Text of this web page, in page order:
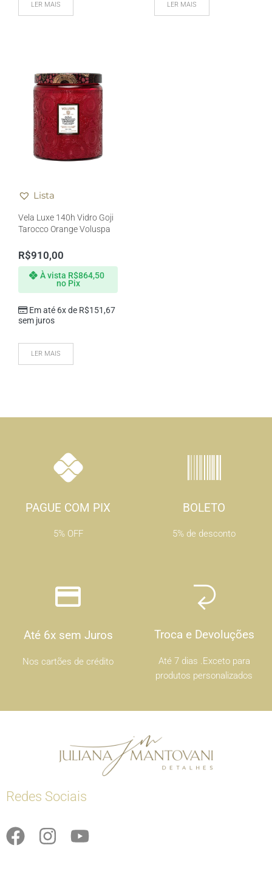
LER MAIS LER MAIS
Lista
Vela Luxe 140h Vidro Goji
Tarocco Orange Voluspa
R$910,00
Em até 6x de R$151,67
sem juros
À vista R$864,50
no Pix
LER MAIS
PAGUE COM PIX
5% OFF
BOLETO
5% de desconto
Até 6x sem Juros
Nos cartões de crédito
Troca e Devoluções
Até 7 dias .Exceto para
produtos personalizados
Redes Sociais
F
I
Y